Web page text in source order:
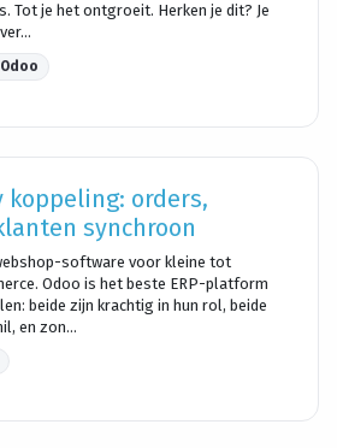
Tot je het ontgroeit. Herken je dit? Je
koppeling: orders,
synchroon
software voor kleine tot
Odoo is het beste ERP-platform
beide zijn krachtig in hun rol, beide
en zon...